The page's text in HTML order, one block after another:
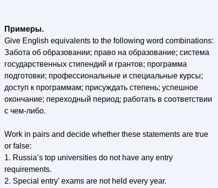
Примеры.
Give English equivalents to the following word combinations:
Забота об образовании; право на образование; система
государственных стипендий и грантов; программа
подготовки; профессиональные и специальные курсы;
доступ к программам; присуждать степень; успешное
окончание; переходный период; работать в соответствии
с чем-либо.
Work in pairs and decide whether these statements are true
or false:
1. Russia’s top universities do not have any entry
requirements.
2. Special entry' exams are not held every year.